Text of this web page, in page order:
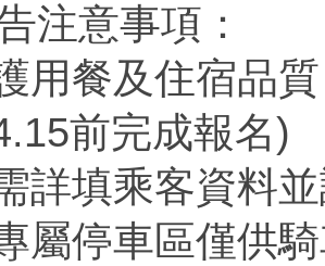
注意事項：
用餐及住宿品
前完成報名)
詳填乘客資料
屬停車區僅供